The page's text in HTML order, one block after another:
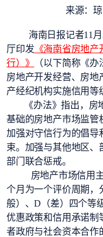
来源：
海南日报记者11月
厅印发 《海南省房地
行）》
（以下简称《
房地产开发经营、房地
产经纪机构实施信用等
《办法》指出，房地
基础的房地产市场监管
加强对守信行为的倡导
束。加强与其他地区、
部门联合惩戒。
房地产市场信用主
个月为一个评价周期，
般）、D（差）四个等
优惠政策和信用承诺制
者政府与社会资本合作